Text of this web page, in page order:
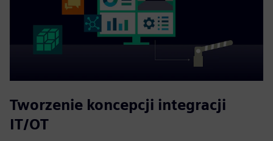
Tworzenie koncepcji integracji
IT/OT